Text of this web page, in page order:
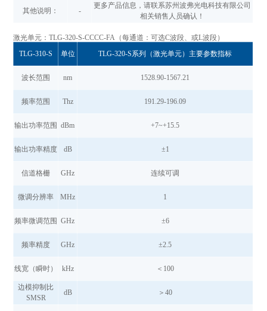
其他说明： -
更多产品信息，请联系苏州波弗光电科技有限公司
相关销售人员确认！
激光单元：TLG-320-S-CCCC-FA（每通道：可选C波段、或L波段）
TLG-310-S
单位 TLG-320-S系列（激光单元）主要参数指标
波长范围 nm 1528.90-1567.21
频率范围 Thz 191.29-196.09
输出功率范围 dBm +7~+15.5
输出功率精度 dB ±1
信道格栅 GHz 连续可调
微调分辨率 MHz 1
频率微调范围 GHz ±6
频率精度 GHz ±2.5
线宽（瞬时） kHz ＜100
边模抑制比
SMSR
dB ＞40